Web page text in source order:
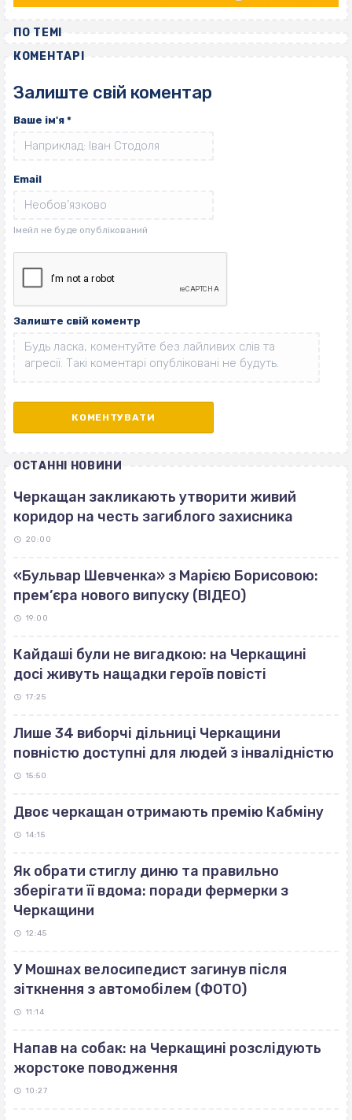
ПО ТЕМІ
КОМЕНТАРІ
Залиште свій коментар
Ваше ім'я *
Email
Залиште свій коментр
ОСТАННІ НОВИНИ
Черкащан закликають утворити живий
коридор на честь загиблого захисника
20:00
«Бульвар Шевченка» з Марією Борисовою:
прем’єра нового випуску (ВІДЕО)
19:00
Кайдаші були не вигадкою: на Черкащині
досі живуть нащадки героїв повісті
17:25
Лише 34 виборчі дільниці Черкащини
повністю доступні для людей з інвалідністю
15:50
Двоє черкащан отримають премію Кабміну
14:15
Як обрати стиглу диню та правильно
зберігати її вдома: поради фермерки з
Черкащини
12:45
У Мошнах велосипедист загинув після
зіткнення з автомобілем (ФОТО)
11:14
Напав на собак: на Черкащині розслідують
жорстоке поводження
10:27